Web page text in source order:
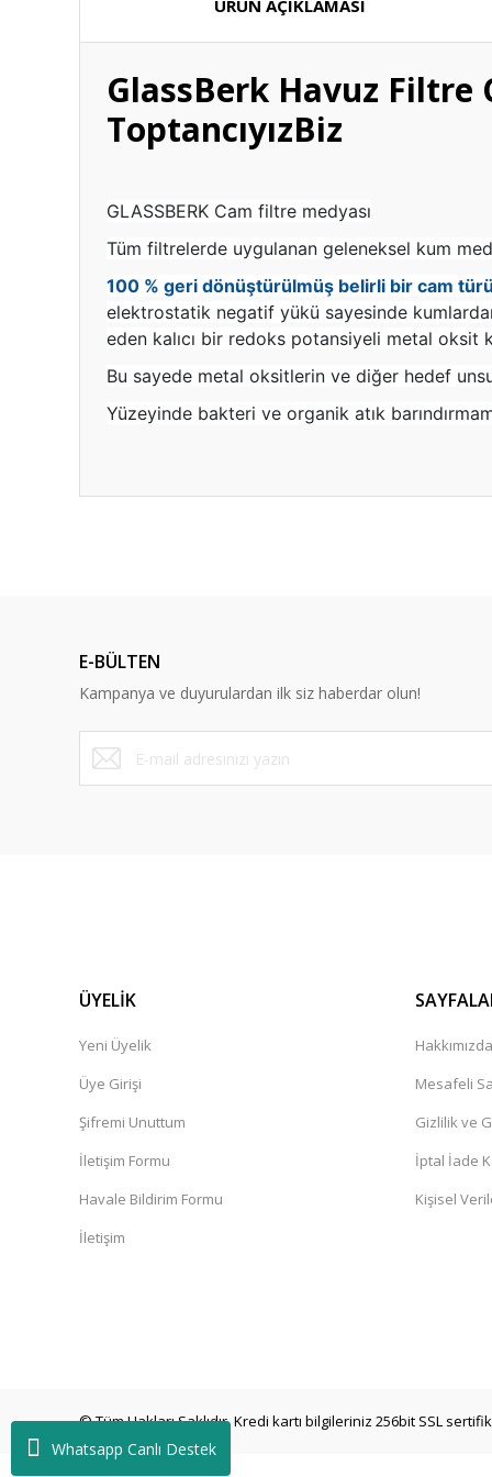
Whatsapp Canlı Destek
ÜRÜN AÇIKLAMASI
GlassBerk Havuz Filtre
ToptancıyızBiz
GLASSBERK Cam filtre medyası
Tüm filtrelerde uygulanan geleneksel kum
100 % geri dönüştürülmüş belirli bir cam
elektrostatik negatif yükü sayesinde
eden kalıcı bir redoks potansiyeli metal oksit
Bu sayede metal oksitlerin ve diğer hedef
Yüzeyinde bakteri ve organik atık
E-BÜLTEN
Kampanya ve duyurulardan ilk siz haberdar olun!
ÜYELİK
Yeni Üyelik
Üye Girişi
Şifremi Unuttum
İletişim Formu
Havale Bildirim Formu
İletişim
Hakkımızda
Mesafeli
Gizlilik ve
İptal İade
Kişisel
© Tüm Hakları Saklıdır. Kredi kartı bilgileriniz 256bit SSL